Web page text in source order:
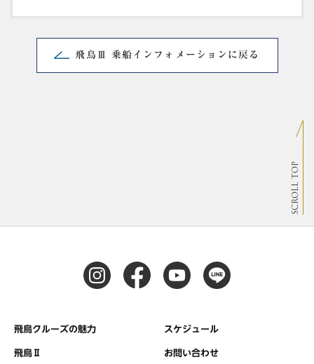
飛鳥Ⅲ 乗船インフォメーションに戻る
SCROLL TOP
飛鳥クルーズの魅力
飛鳥Ⅱ
スケジュール
お問い合わせ